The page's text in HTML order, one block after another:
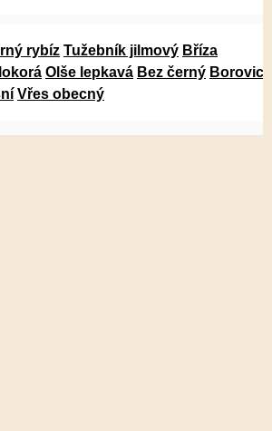
rybíz Tužebník jilmový Bříza
Olše lepkavá Bez černý Borovice
Vřes obecný